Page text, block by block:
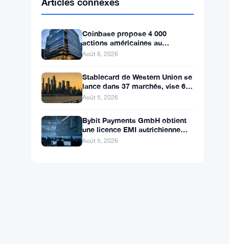
SolanaSOL $73.1811 ▼ -0.88%
XRPXRP $1.0446
Coinbase propose 4 000